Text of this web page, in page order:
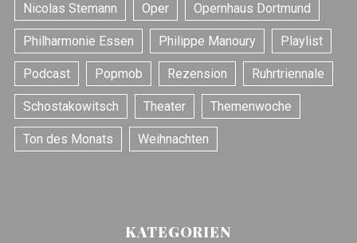
Nicolas Stemann Oper Opernhaus Dortmund
Philharmonie Essen Philippe Manoury Playlist
Podcast Popmob Rezension Ruhrtriennale
Schostakowitsch Theater Themenwoche
Ton des Monats Weihnachten
KATEGORIEN